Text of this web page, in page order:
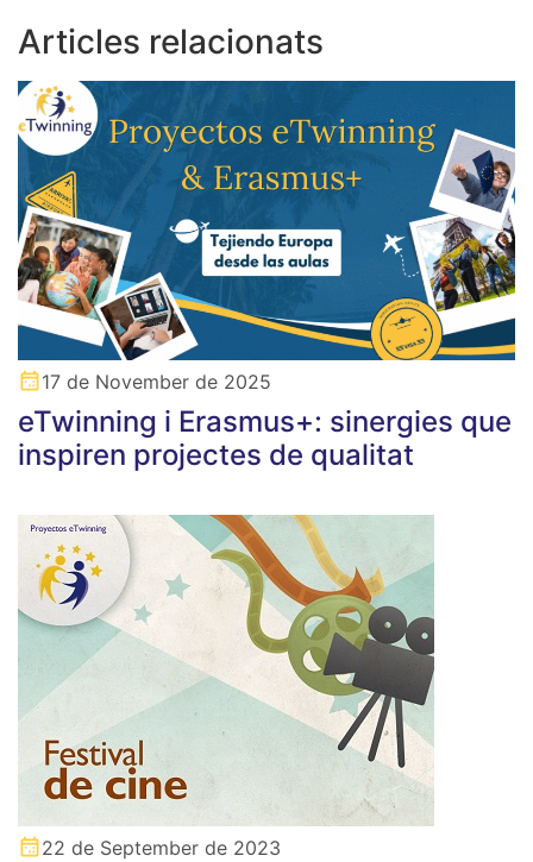
Articles relacionats
17 de November de 2025
eTwinning i Erasmus+: sinergies que
inspiren projectes de qualitat
22 de September de 2023